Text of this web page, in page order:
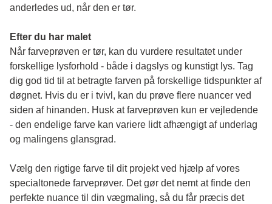
anderledes ud, når den er tør.
Efter du har malet
Når farveprøven er tør, kan du vurdere resultatet under
forskellige lysforhold - både i dagslys og kunstigt lys. Tag
dig god tid til at betragte farven på forskellige tidspunkter af
døgnet. Hvis du er i tvivl, kan du prøve flere nuancer ved
siden af hinanden. Husk at farveprøven kun er vejledende
- den endelige farve kan variere lidt afhængigt af underlag
og malingens glansgrad.
Vælg den rigtige farve til dit projekt ved hjælp af vores
specialtonede farveprøver. Det gør det nemt at finde den
perfekte nuance til din vægmaling, så du får præcis det